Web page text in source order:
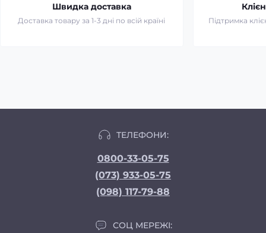
Швидка доставка
Доставка товару за 1-3 дні по всій країні Підтримка
ТЕЛЕФОНИ:
0800-33-05-75
(073) 933-05-75
(098) 117-79-88
СОЦ МЕРЕЖІ: